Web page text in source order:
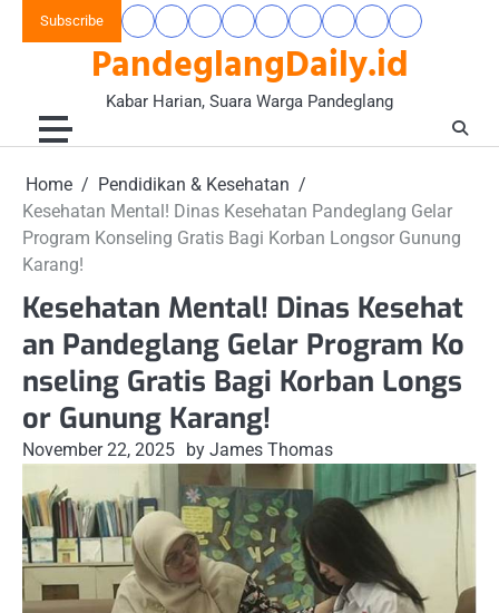
Subscribe
PandeglangDaily.id
Kabar Harian, Suara Warga Pandeglang
BerandaBanten
Raya
Gaya
Hidup
&
Komunitas
Hukum
Kriminal
Nasional
Opini
Wacana
Pandeglang
Today
Pendidikan
&
Kesehatan
Wisata
&
Home
Pendidikan & Kesehatan
Kesehatan Mental! Dinas Kesehatan Pandeglang Gelar
Program Konseling Gratis Bagi Korban Longsor Gunung
Karang!
Kesehatan Mental! Dinas Kesehat
an Pandeglang Gelar Program Ko
nseling Gratis Bagi Korban Longs
or Gunung Karang!
November 22, 2025 by James Thomas